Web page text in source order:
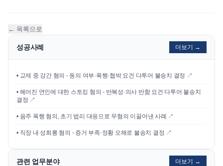
← 목록으로
성공사례 더보기 →
• 교제 중 강간 혐의 - 동의 여부·폭행·협박 요건 다투어 불송치 결정 ↗
• 헤어진 연인에 대한 스토킹 혐의 - 반복성·의사 반함 요건 다투어 불송치
결정 ↗
• 음주 폭행 혐의, 초기 법리 대응으로 무혐의 이끌어낸 사례 ↗
• 직장 내 성희롱 혐의 - 증거 부족·정황 오해로 불송치 결정 ↗
관련 업무분야 더보기 →